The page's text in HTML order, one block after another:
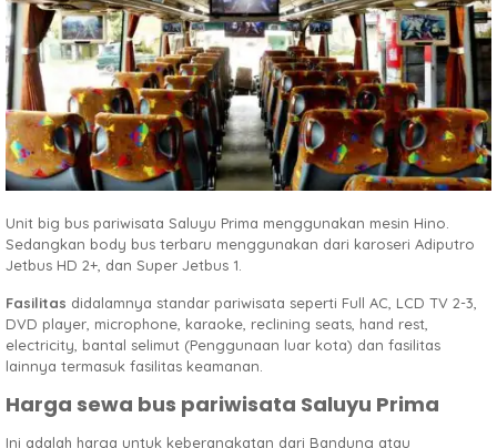
Unit big bus pariwisata Saluyu Prima menggunakan mesin Hino.
Sedangkan body bus terbaru menggunakan dari karoseri Adiputro
Jetbus HD 2+, dan Super Jetbus 1.
Fasilitas didalamnya standar pariwisata seperti Full AC, LCD TV 2-3,
DVD player, microphone, karaoke, reclining seats, hand rest,
electricity, bantal selimut (Penggunaan luar kota) dan fasilitas
lainnya termasuk fasilitas keamanan.
Harga sewa bus pariwisata Saluyu Prima
Ini adalah harga untuk keberangkatan dari Bandung atau